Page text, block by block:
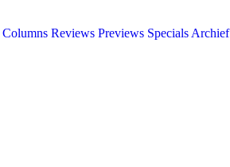
Columns Reviews Previews Specials Archief